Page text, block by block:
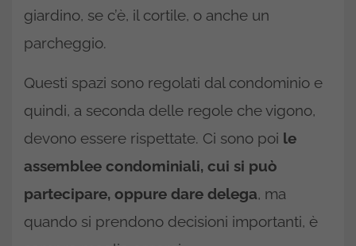
giardino, se c’è, il cortile, o anche un
parcheggio.
Questi spazi sono regolati dal condominio e
quindi, a seconda delle regole che vigono,
devono essere rispettate. Ci sono poi le
assemblee condominiali, cui si può
partecipare, oppure dare delega, ma
quando si prendono decisioni importanti, è